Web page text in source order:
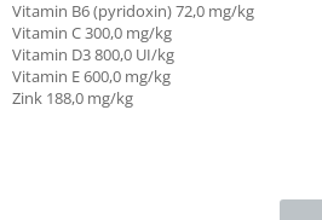
Vitamin B6 (pyridoxin)72,0 mg/kg
Vitamin C300,0 mg/kg
Vitamin D3800,0 UI/kg
Vitamin E600,0 mg/kg
Zink 188,0 mg/kg